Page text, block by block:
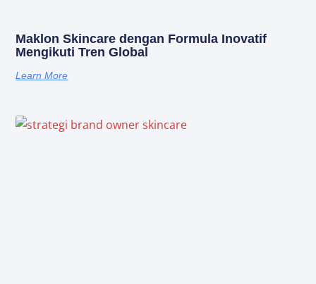
Maklon Skincare dengan Formula Inovatif
Mengikuti Tren Global
Learn More